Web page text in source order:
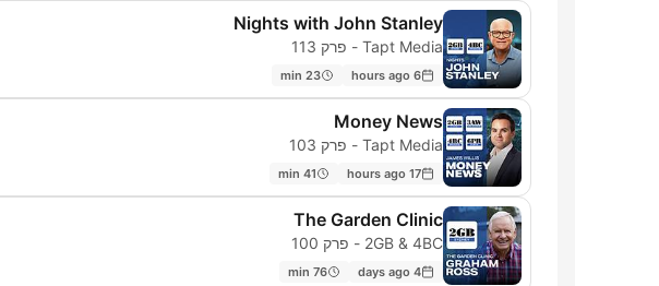
Nights with John Stanley
Tapt Media - פרק 113
6 hours ago
23 min
Money News
Tapt Media - פרק 103
17 hours ago
41 min
The Garden Clinic
2GB & 4BC - פרק 100
4 days ago
76 min